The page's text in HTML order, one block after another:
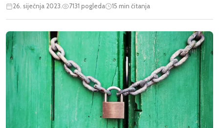
26. siječnja 2023. 7131 pogleda 15 min čitanja